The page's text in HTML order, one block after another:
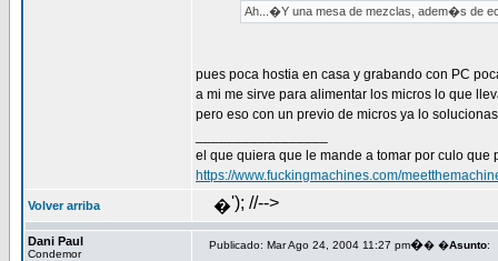
Ah...�Y una mesa de mezclas, adem�s de
pues poca hostia en casa y grabando con PC
a mi me sirve para alimentar los micros lo que
pero eso con un previo de micros ya lo
el que quiera que le mande a tomar por culo que
https://www.fuckingmachines.com/
Volver arriba �'); //-->
Dani Paul
Condemor
Publicado: Mar Ago 24, 2004 11:27 pm�� �Asunto: